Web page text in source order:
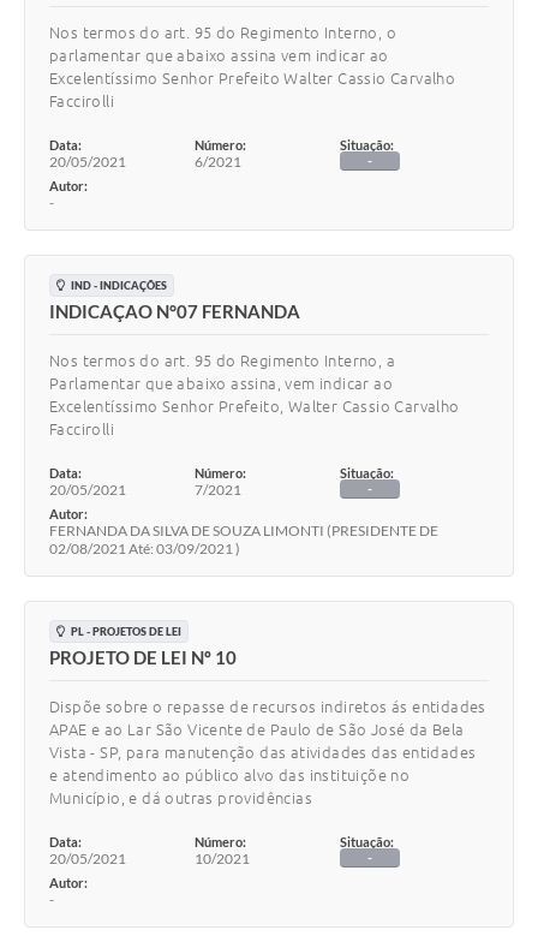
Nos termos do art. 95 do Regimento Interno, o
parlamentar que abaixo assina vem indicar ao
Excelentíssimo Senhor Prefeito Walter Cassio Carvalho
Faccirolli
Data:
20/05/2021
Número:
6/2021
Situação:
-
Autor:
-
IND - INDICAÇÕES
INDICAÇAO N°07 FERNANDA
Nos termos do art. 95 do Regimento Interno, a
Parlamentar que abaixo assina, vem indicar ao
Excelentíssimo Senhor Prefeito, Walter Cassio Carvalho
Faccirolli
Data:
20/05/2021
Número:
7/2021
Situação:
-
Autor:
FERNANDA DA SILVA DE SOUZA LIMONTI (PRESIDENTE DE
02/08/2021 Até: 03/09/2021 )
PL - PROJETOS DE LEI
PROJETO DE LEI Nº 10
Dispõe sobre o repasse de recursos indiretos ás entidades
APAE e ao Lar São Vicente de Paulo de São José da Bela
Vista - SP, para manutenção das atividades das entidades
e atendimento ao público alvo das instituiçõe no
Município, e dá outras providências
Data:
20/05/2021
Número:
10/2021
Situação:
-
Autor:
-